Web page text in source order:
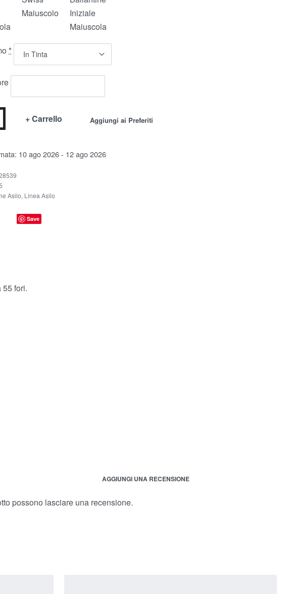
Maiuscolo
Iniziale
Maiuscola
*
+ Carrello Aggiungi ai Preferiti
10 ago 2026 - 12 ago 2026
Asilo, Linea Asilo
Save
fori.
AGGIUNGI UNA RECENSIONE
possono lasciare una recensione.